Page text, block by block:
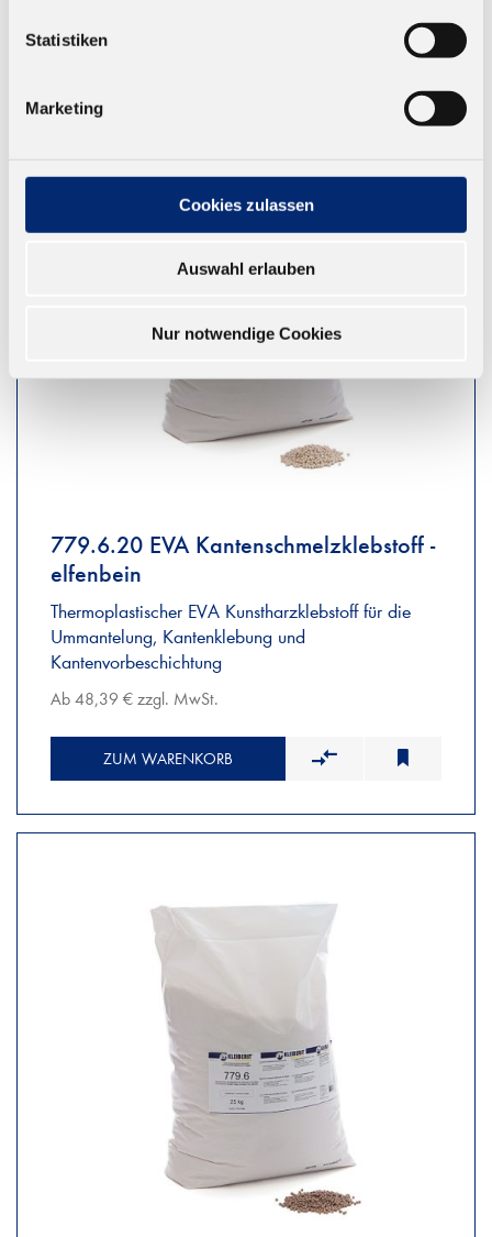
Statistiken
Marketing
Cookies zulassen
Auswahl erlauben
Nur notwendige Cookies
779.6.20 EVA Kantenschmelzklebstoff -
elfenbein
Thermoplastischer EVA Kunstharzklebstoff für die
Ummantelung, Kantenklebung und
Kantenvorbeschichtung
Ab 48,39 € zzgl. MwSt.
ZUM WARENKORB